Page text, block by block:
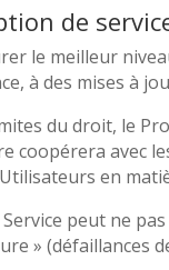
de
le meilleur
à des mises à
du droit, le
coopérera avec
en
peut ne
» (défaillances